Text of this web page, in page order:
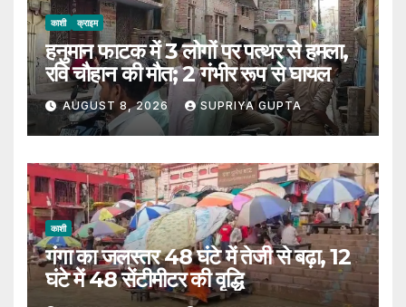
काशी क्राइम
हनुमान फाटक में 3 लोगों पर पत्थर से हमला,
रवि चौहान की मौत; 2 गंभीर रूप से घायल
AUGUST 8, 2026 SUPRIYA GUPTA
काशी
गंगा का जलस्तर 48 घंटे में तेजी से बढ़ा, 12
घंटे में 48 सेंटीमीटर की वृद्धि